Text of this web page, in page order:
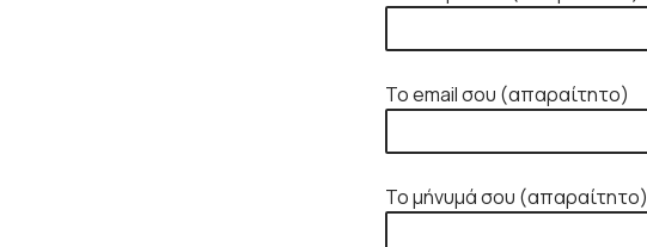
Το email σου (απαραίτητο)
Το μήνυμά σου (απαραίτητο)